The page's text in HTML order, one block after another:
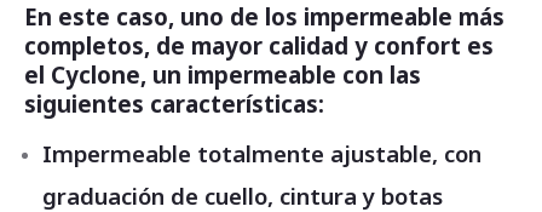
En este caso, uno de los impermeable más
completos, de mayor calidad y confort es
el Cyclone, un impermeable con las
siguientes características:
Impermeable totalmente ajustable, con
graduación de cuello, cintura y botas